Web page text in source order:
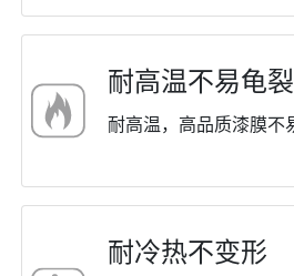
耐⾼温不易⻳裂
耐⾼温，⾼品质漆膜不
耐冷热不变形